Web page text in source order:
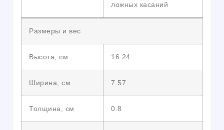
ложных касаний
Размеры и вес
Высота, см 16.24
Ширина, см 7.57
Толщина, см 0.8